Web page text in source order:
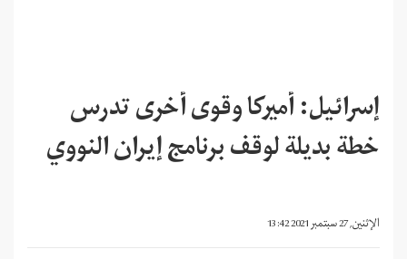
إسرائيل: أميركا وقوى أخرى تدرس
خطة بديلة لوقف برنامج إيران النووي
الإثنين, 27 سبتمبر 2021 13:42